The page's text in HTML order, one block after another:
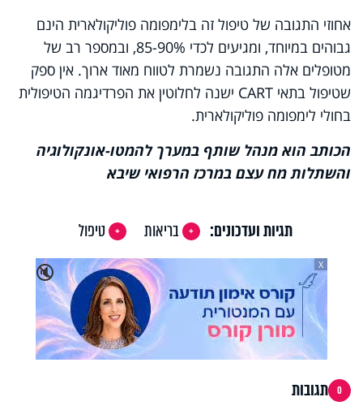
אחוזי התגובה של טיפול זה בלימפומה פוליקולארית הינם
גבוהים במיוחד, ומגיעים לכדי 85-90%, ובמספר רב של
מטופלים אלה התגובה נשמרת לטווח מאוד ארוך. אין ספק
שטיפול בתאי CART ישנה לחלוטין את הפרדיגמה הטיפולית
בחולי לימפומה פוליקולארית.
הכותב הוא מנהל שותף במערך להמטו-אונקולוגיה
והשתלות מח עצם במרכז הרפואי שיבא
תגיות ועדכונים: בריאות
טיפול
🔇
X
0 תגובות